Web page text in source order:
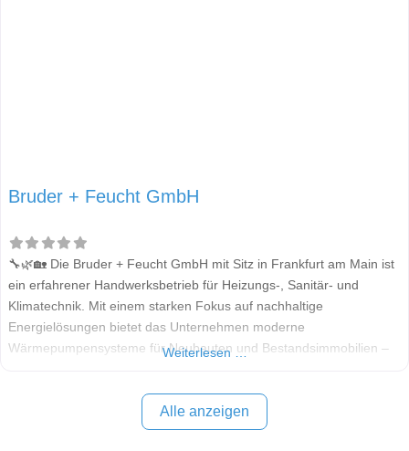
Bruder + Feucht GmbH
🔧🌿🏡 Die Bruder + Feucht GmbH mit Sitz in Frankfurt am Main ist
ein erfahrener Handwerksbetrieb für Heizungs-, Sanitär- und
Klimatechnik. Mit einem starken Fokus auf nachhaltige
Energielösungen bietet das Unternehmen moderne
Wärmepumpensysteme für Neubauten und Bestandsimmobilien –
öffentlich zugänglichen Quellen. Welche Wärmepumpen-Marken
Weiterlesen …
Alle anzeigen